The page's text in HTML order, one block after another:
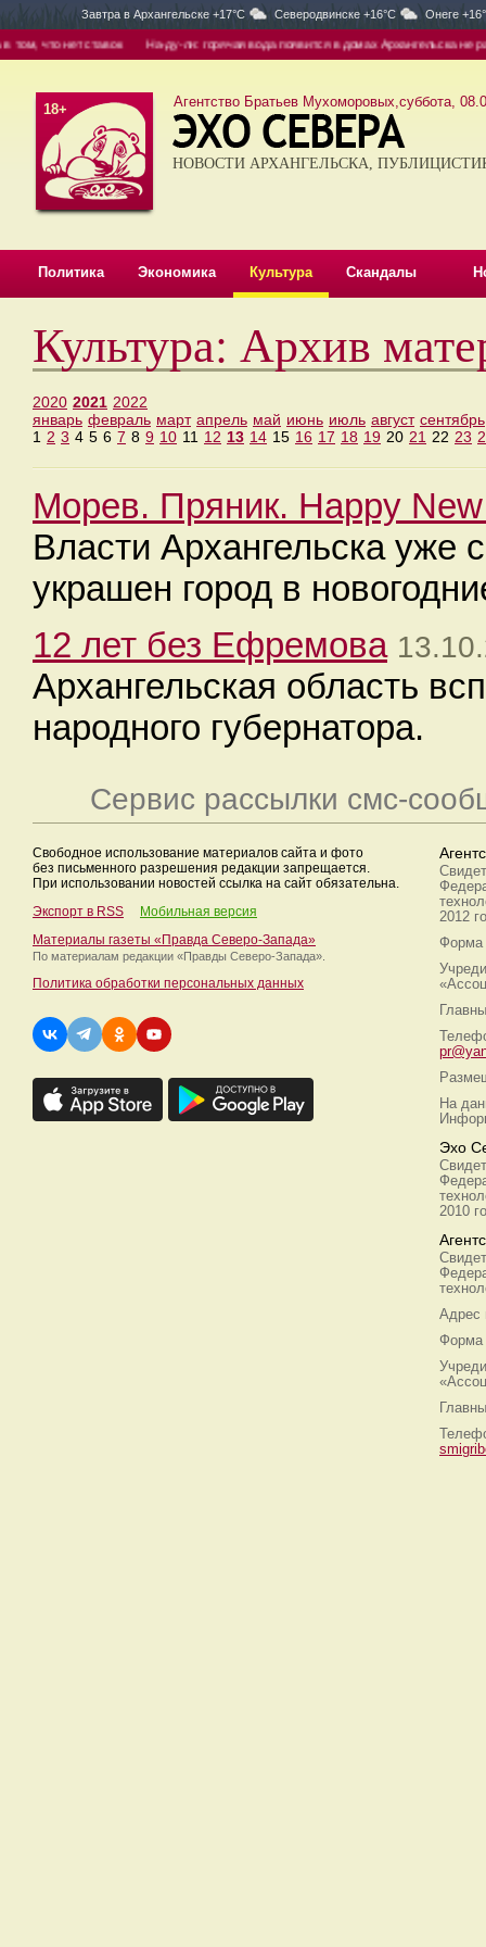
Завтра в Архангельске +17°C Северодвинске +16°C Онеге
что нет ставок На-ду-ли: горячая вода появится в домах Архангельска не
18+ Агентство Братьев Мухоморовых,суббота,
НОВОСТИ АРХАНГЕЛЬСКА,
Политика Экономика Культура Скандалы
Культура: Архив
2020 2021 2022
январь февраль март апрель май июнь июль август сентябрь
1 2 3 4 5 6 7 8 9 10 11 12 13 14 15 16 17 18 19 20 21 22 23
Морев. Пряник. Happy
Власти Архангельска уже
украшен город в
12 лет без Ефремова
Архангельская область
народного губернатора.
Сервис рассылки смс-
Свободное использование материалов сайта и фото
без письменного разрешения редакции запрещается.
При использовании новостей ссылка на сайт обязательна.
Экспорт в RSS
Мобильная версия
Материалы газеты «Правда Северо-Запада»
По материалам редакции «Правды Северо-Запада».
Политика обработки персональных данных
2012
Форма
На
Эхо
2010
Адрес
Форма